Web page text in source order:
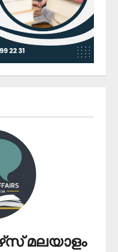
മലയാളം